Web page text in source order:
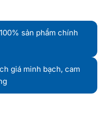
sản phẩm chính
giá minh bạch, cam